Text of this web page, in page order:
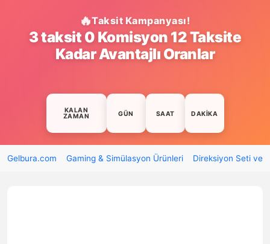
Taksit Kampanyası!
3 taksit 0 Komisyon 12 Taksite
Kadar Avantajlı Oranlar
KALAN
ZAMAN GÜN SAAT DAKIKA
Gelbura.com Gaming & Simülasyon Ürünleri Direksiyon Seti ve